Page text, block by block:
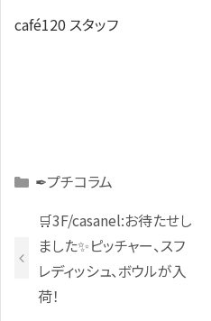
café120 スタッフ
Categories
✒プチコラム
🛒3F/casanel:お待たせし
ました✨ピッチャー、スフ
レディッシュ、ボウルが入
荷！